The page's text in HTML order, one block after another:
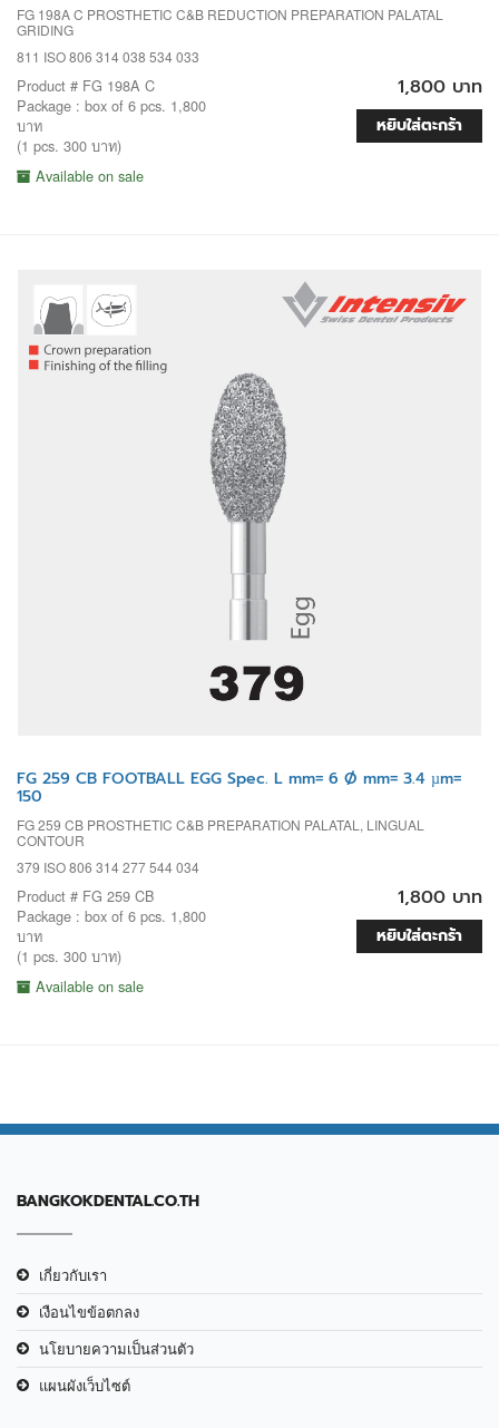
FG 198A C PROSTHETIC C&B REDUCTION PREPARATION PALATAL
GRIDING
811 ISO 806 314 038 534 033
Product # FG 198A C
Package : box of 6 pcs. 1,800
บาท
(1 pcs. 300 บาท)
Available on sale
1,800 บาท
หยิบใส่ตะกร้า
FG 259 CB FOOTBALL EGG Spec. L mm= 6 Ø mm= 3.4 µm=
150
FG 259 CB PROSTHETIC C&B PREPARATION PALATAL, LINGUAL
CONTOUR
379 ISO 806 314 277 544 034
Product # FG 259 CB
Package : box of 6 pcs. 1,800
บาท
(1 pcs. 300 บาท)
Available on sale
1,800 บาท
หยิบใส่ตะกร้า
BANGKOKDENTAL.CO.TH
เกี่ยวกับเรา
เงือนไขข้อตกลง
นโยบายความเป็นส่วนตัว
แผนผังเว็บไซต์